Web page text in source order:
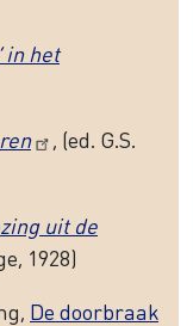
in het
, (ed. G.S.
uit de
1928)
De doorbraak